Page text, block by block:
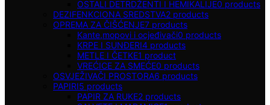
OSTALI DETRDŽENTI I HEMIKALIJE0 products
DEZIFENKCIONA SREDSTVA2 products
OPREMA ZA ČIŠĆENJE7 products
Kante,mopovi i ocjeđivači0 products
KRPE I SUNĐERI4 products
METLE I ČETKE1 product
VREĆICE ZA SMEĆE0 products
OSVJEŽIVAČI PROSTORA6 products
PAPIRI5 products
PAPIR ZA RUKE2 products